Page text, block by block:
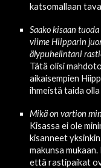
katsomallaan
Saako kisaan
viime Hiipparin
älypuhelintani
Tätä olisi
aikaisempien
ihmeistä taida
Mikä on vartion
Kisassa ei ole
kisanneet
makunsa
että rastipaikat